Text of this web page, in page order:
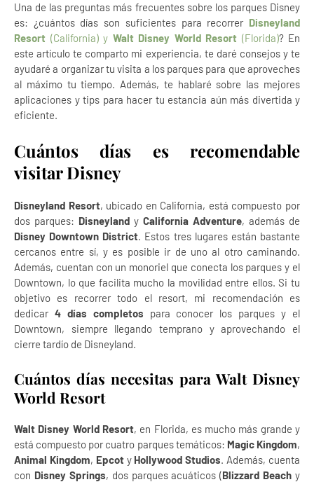
Una de las preguntas más frecuentes sobre los parques Disney
es: ¿cuántos días son suficientes para recorrer Disneyland
Resort (California) y Walt Disney World Resort (Florida)? En
este artículo te comparto mi experiencia, te daré consejos y te
ayudaré a organizar tu visita a los parques para que aproveches
al máximo tu tiempo. Además, te hablaré sobre las mejores
aplicaciones y tips para hacer tu estancia aún más divertida y
eficiente.
Cuántos días es recomendable
visitar Disney
Disneyland Resort, ubicado en California, está compuesto por
dos parques: Disneyland y California Adventure, además de
Disney Downtown District. Estos tres lugares están bastante
cercanos entre sí, y es posible ir de uno al otro caminando.
Además, cuentan con un monoriel que conecta los parques y el
Downtown, lo que facilita mucho la movilidad entre ellos. Si tu
objetivo es recorrer todo el resort, mi recomendación es
dedicar 4 días completos para conocer los parques y el
Downtown, siempre llegando temprano y aprovechando el
cierre tardío de Disneyland.
Cuántos días necesitas para Walt Disney
World Resort
Walt Disney World Resort, en Florida, es mucho más grande y
está compuesto por cuatro parques temáticos: Magic Kingdom,
Animal Kingdom, Epcoty Hollywood Studios. Además, cuenta
con Disney Springs, dos parques acuáticos (Blizzard Beach y